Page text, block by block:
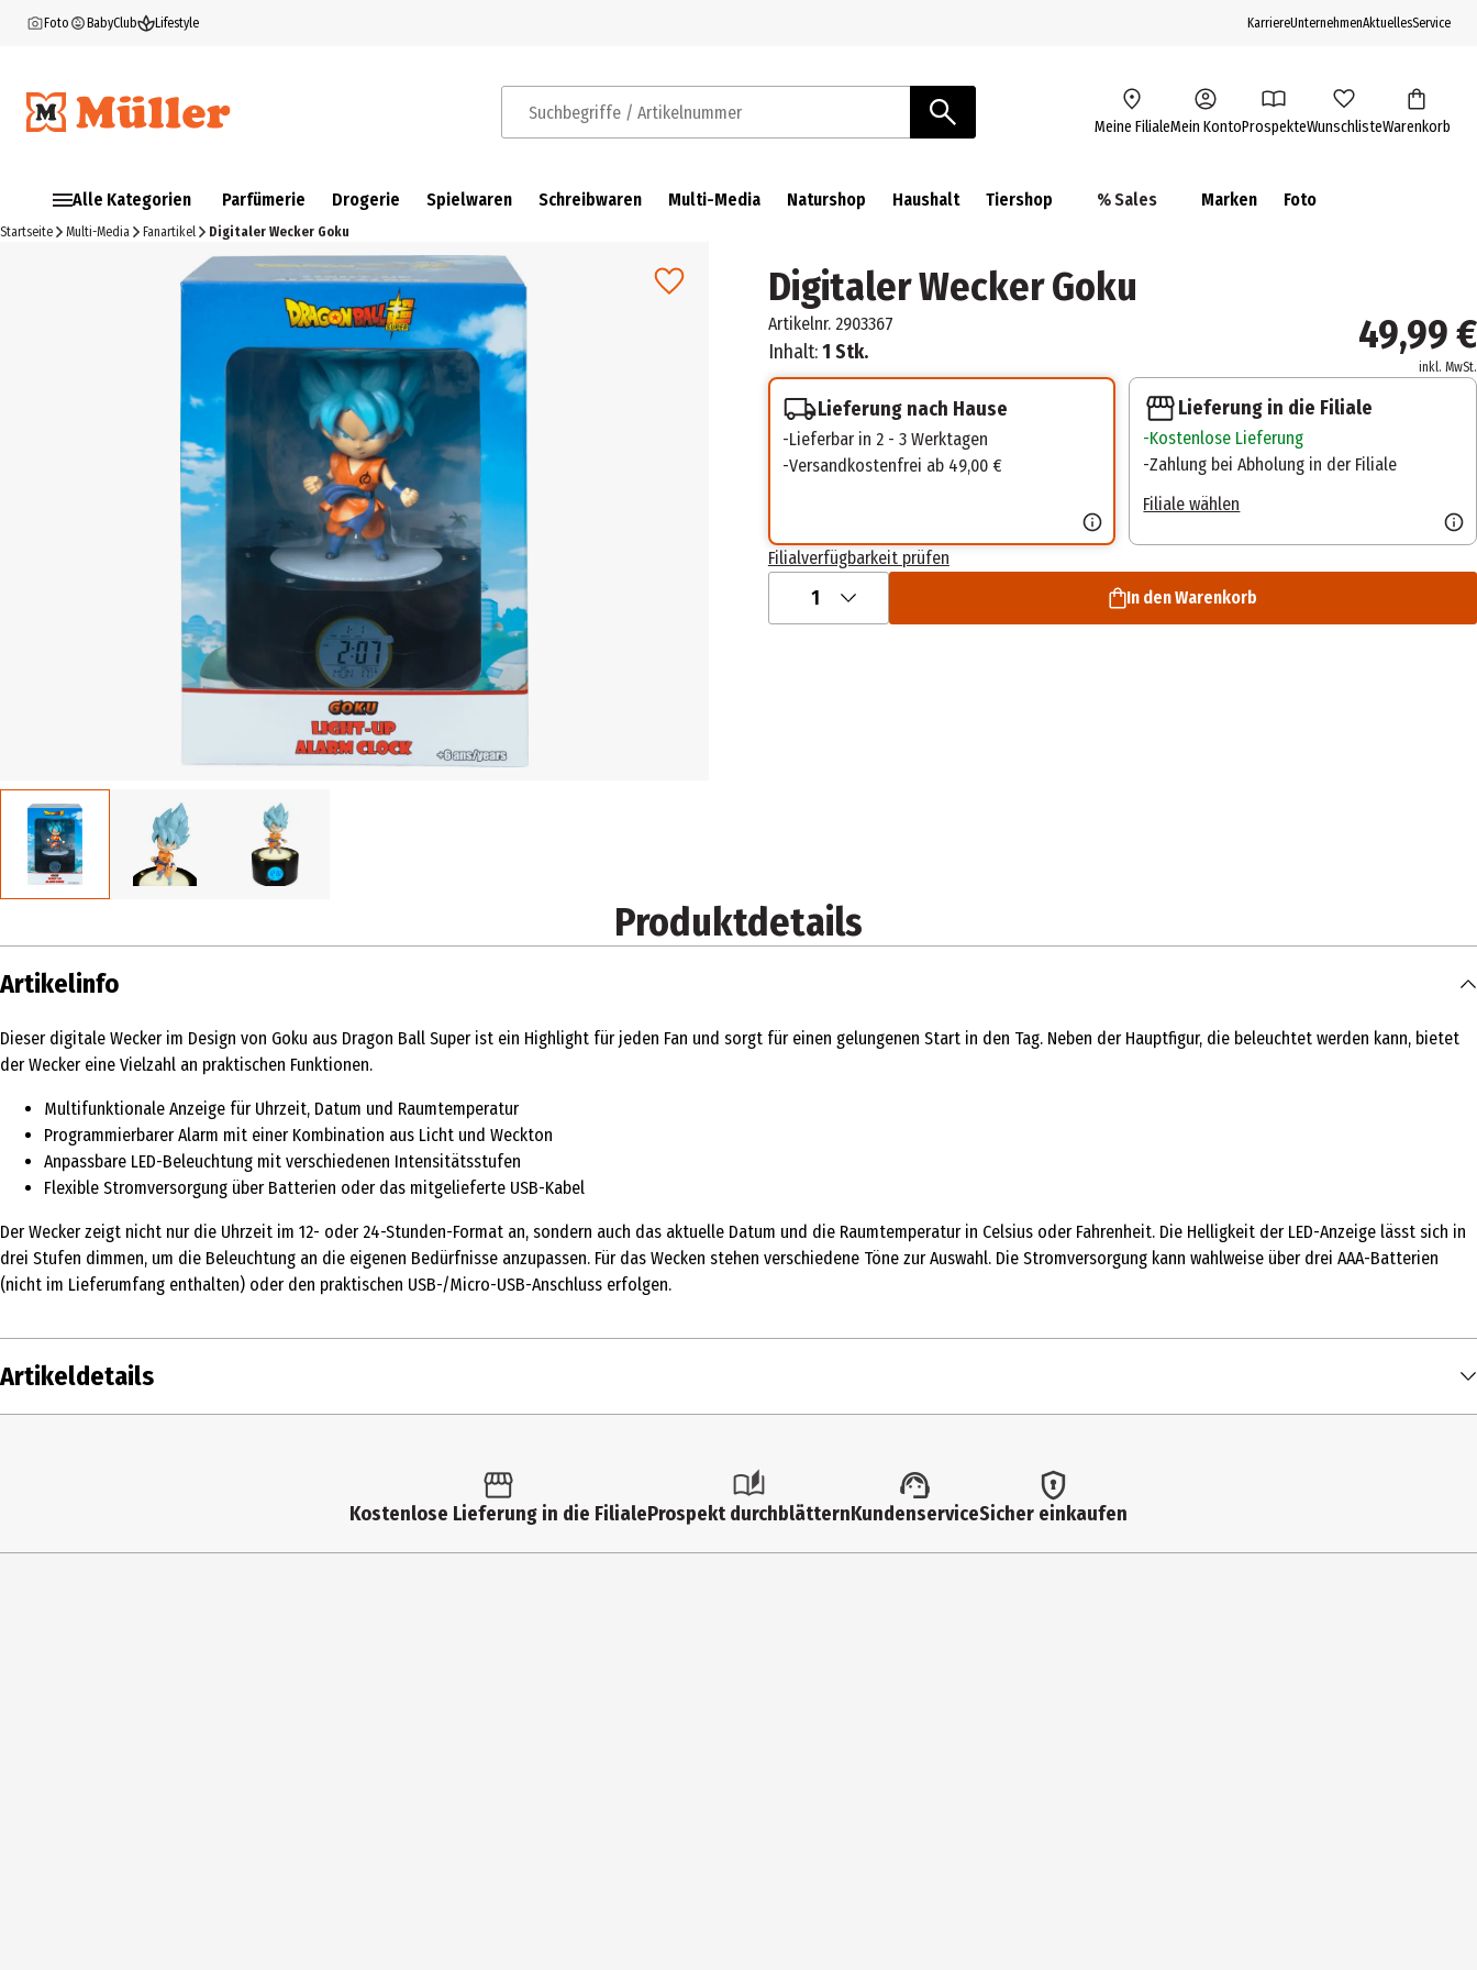
Foto BabyClub Lifestyle KarriereUnternehmenAktuellesService
Suchbegriffe / Artikelnummer Meine FilialeMein KontoProspekteWunschlisteWarenkorb
Alle Kategorien Parfümerie Drogerie Spielwaren Schreibwaren Multi-Media Naturshop Haushalt Tiershop % Sales Marken Foto
Startseite Multi-Media Fanartikel Digitaler Wecker Goku
Digitaler Wecker Goku
Artikelnr. 2903367
Inhalt:1 Stk. 49,99 €
inkl. MwSt.
Lieferung nach Hause
Lieferbar in 2 - 3 Werktagen
Versandkostenfrei ab 49,00 €
Lieferung in die Filiale
Kostenlose Lieferung
Zahlung bei Abholung in der Filiale
Filiale wählen
Filialverfügbarkeit prüfen
1 In den Warenkorb
Produktdetails
Artikelinfo
Dieser digitale Wecker im Design von Goku aus Dragon Ball Super ist ein Highlight für jeden Fan und sorgt für einen gelungenen Start in den Tag. Neben der Hauptfigur, die beleuchtet werden kann, bietet
der Wecker eine Vielzahl an praktischen Funktionen.
Multifunktionale Anzeige für Uhrzeit, Datum und Raumtemperatur
Programmierbarer Alarm mit einer Kombination aus Licht und Weckton
Anpassbare LED-Beleuchtung mit verschiedenen Intensitätsstufen
Flexible Stromversorgung über Batterien oder das mitgelieferte USB-Kabel
Der Wecker zeigt nicht nur die Uhrzeit im 12- oder 24-Stunden-Format an, sondern auch das aktuelle Datum und die Raumtemperatur in Celsius oder Fahrenheit. Die Helligkeit der LED-Anzeige lässt sich in
drei Stufen dimmen, um die Beleuchtung an die eigenen Bedürfnisse anzupassen. Für das Wecken stehen verschiedene Töne zur Auswahl. Die Stromversorgung kann wahlweise über drei AAA-Batterien
(nicht im Lieferumfang enthalten) oder den praktischen USB-/Micro-USB-Anschluss erfolgen.
Artikeldetails
Kostenlose Lieferung in die FilialeProspekt durchblätternKundenserviceSicher einkaufen